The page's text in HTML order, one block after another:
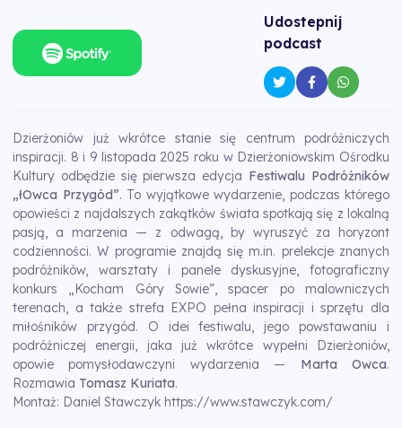
Udostepnij
podcast
Dzierżoniów już wkrótce stanie się centrum podróżniczych
inspiracji. 8 i 9 listopada 2025 roku w Dzierżoniowskim Ośrodku
Kultury odbędzie się pierwsza edycja Festiwalu Podróżników
„łOwca Przygód”. To wyjątkowe wydarzenie, podczas którego
opowieści z najdalszych zakątków świata spotkają się z lokalną
pasją, a marzenia — z odwagą, by wyruszyć za horyzont
codzienności. W programie znajdą się m.in. prelekcje znanych
podróżników, warsztaty i panele dyskusyjne, fotograficzny
konkurs „Kocham Góry Sowie”, spacer po malowniczych
terenach, a także strefa EXPO pełna inspiracji i sprzętu dla
miłośników przygód. O idei festiwalu, jego powstawaniu i
podróżniczej energii, jaka już wkrótce wypełni Dzierżoniów,
opowie pomysłodawczyni wydarzenia — Marta Owca.
Rozmawia Tomasz Kuriata.
Montaż: Daniel Stawczyk https://www.stawczyk.com/